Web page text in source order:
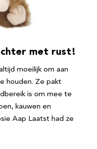
met rust!
moeilijk om aan
houden. Ze pakt
is om mee te
kauwen en
Aap Laatst had ze